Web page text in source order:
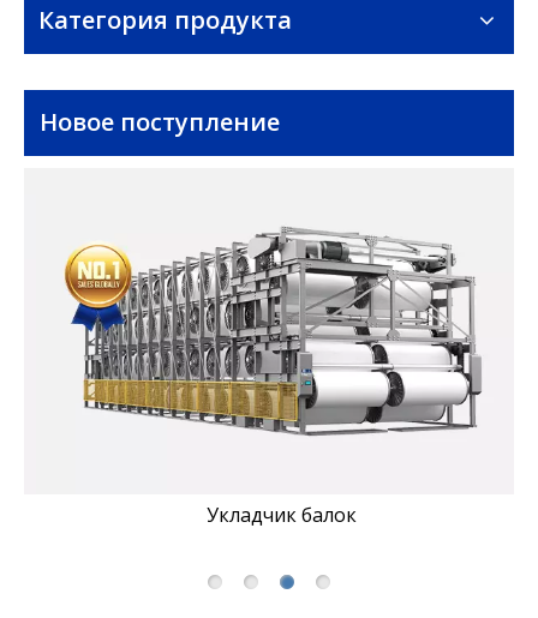
Категория продукта
Новое поступление
Укладчик балок